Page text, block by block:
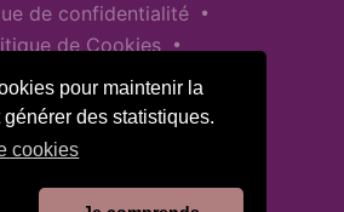
pour maintenir la
des statistiques.
cookies
de confidentialité •
de Cookies •
de sécurité des enfants
Aide / Contact